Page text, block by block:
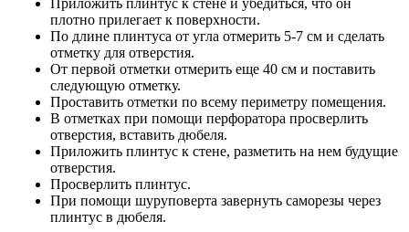
плотно прилегает к поверхности.
По длине плинтуса от угла отмерить 5-7 см и сделать
отметку для отверстия.
От первой отметки отмерить еще 40 см и поставить
следующую отметку.
Проставить отметки по всему периметру помещения.
В отметках при помощи перфоратора просверлить
отверстия, вставить дюбеля.
Приложить плинтус к стене, разметить на нем будущие
отверстия.
Просверлить плинтус.
При помощи шуруповерта завернуть саморезы через
плинтус в дюбеля.